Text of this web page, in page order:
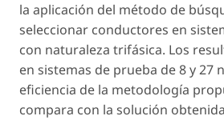
la aplicación del método de
seleccionar conductores en
con naturaleza trifásica. Los
en sistemas de prueba de 8 y 27
eficiencia de la metodología
compara con la solución